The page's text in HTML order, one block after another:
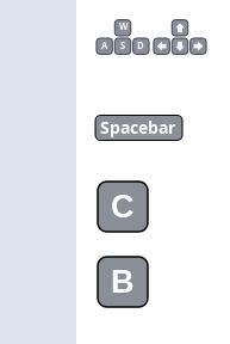
W
A
S D
Spacebar
C
B